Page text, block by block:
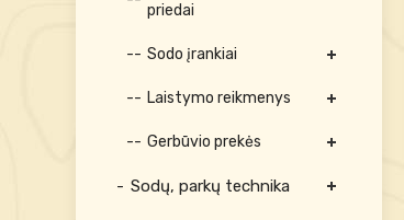
priedai
Sodo įrankiai
Laistymo reikmenys
Gerbūvio prekės
Sodų, parkų technika